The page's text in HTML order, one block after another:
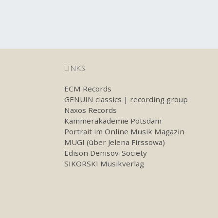
LINKS
ECM Records
GENUIN classics | recording group
Naxos Records
Kammerakademie Potsdam
Portrait im Online Musik Magazin
MUGI (über Jelena Firssowa)
Edison Denisov-Society
SIKORSKI Musikverlag